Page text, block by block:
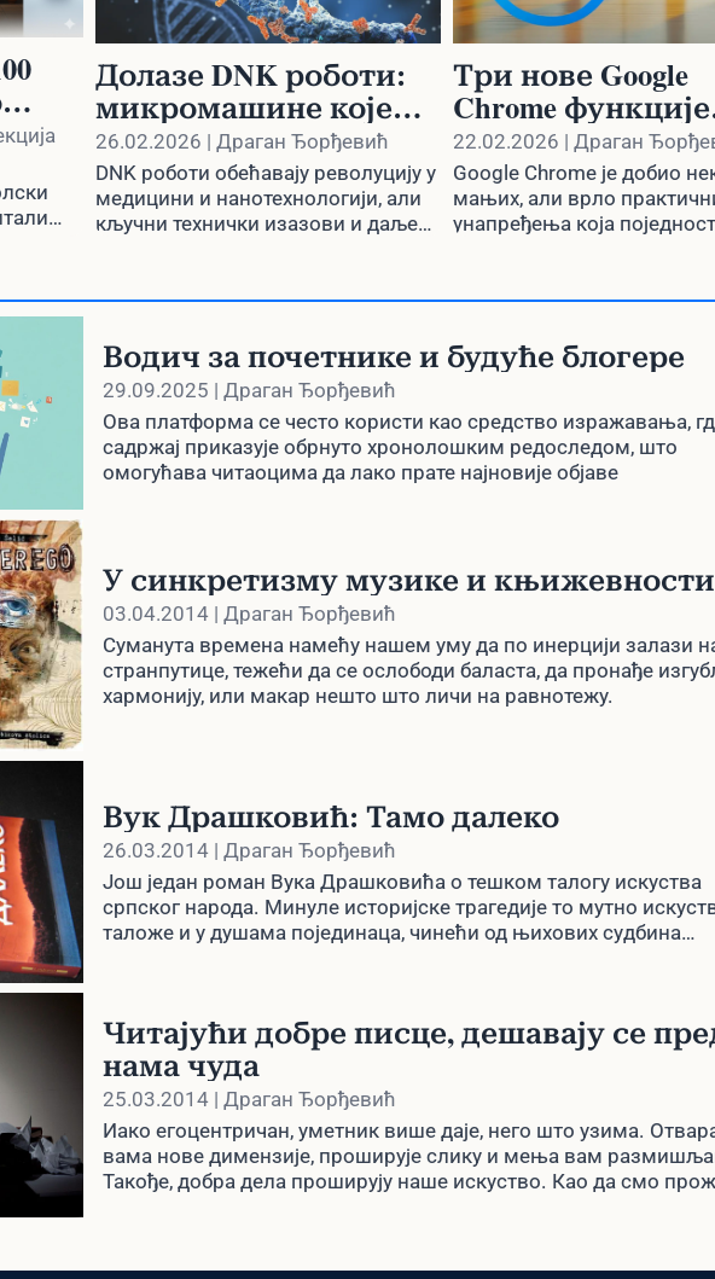
Долазе DNK роботи:
микромашине које
могу променити
медицину и
технологију
26.02.2026 | Драган Ђорђевић
DNK роботи обећавају револуцију у
медицини и нанотехнологији, али
кључни технички изазови и даље
Три нове Google
Chrome функције
убрзавају рад и
мењају начин
коришћења
популарног
22.02.2026 | Драган
Google Chrome је добио
мањих, али врло
унапређења која
Google Drive-ом. Од
приказа до нових
ефикаснији више него икад
Водич за почетнике и будуће блогере
29.09.2025 | Драган Ђорђевић
Ова платформа се често користи као средство изражавања,
садржај приказује обрнуто хронолошким редоследом, што
омогућава читаоцима да лако прате најновије објаве
У синкретизму музике и књижевности
03.04.2014 | Драган Ђорђевић
Суманута времена нaмећу нашем уму да по инерцији залази
странпутице, тежећи да се ослободи баласта, да пронађе
хармонију, или макар нешто што личи на равнотежу.
Вук Драшковић: Тамо далеко
26.03.2014 | Драган Ђорђевић
Још један роман Вука Драшковића о тешком талогу искуства
српског народа. Минуле историјске трагедије то мутно
таложе и у душама појединаца, чинећи од њихових судбина
Читајући добре писце, дешавају се
нама чуда
25.03.2014 | Драган Ђорђевић
Иако егоцентричан, уметник више даје, него што узима.
вама нове димензије, проширује слику и мења вам
Такође, добра дела проширују наше искуство. Као да смо